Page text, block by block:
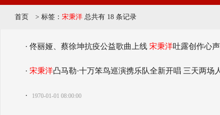
首页 > 标签： 宋秉洋 总共有 18 条记录
· 佟丽娅、蔡徐坤抗疫公益歌曲上线 宋秉洋吐露创作心声
· 宋秉洋凸马勒·十万笨鸟巡演携乐队全新开唱 三天两场
· 1970-01-01 08:00:00